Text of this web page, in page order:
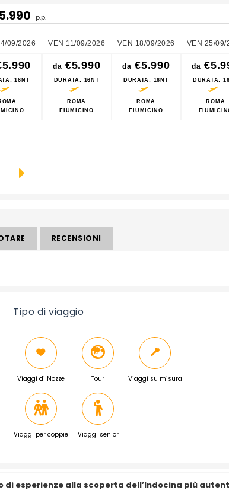
p.p.
09/2026
: 16NT
VEN 11/09/2026
da €5.990
DURATA: 16NT
ROMA
FIUMICINO
VEN 18/09/2026
da €5.990
DURATA: 16NT
ROMA
FIUMICINO
VEN 25/09/
da
DURATA:
ROMA
RECENSIONI
Tipo di viaggio
Viaggi di Nozze Tour Viaggi su misura
Viaggi per coppie Viaggi senior
di esperienze alla scoperta dell’Indocina più